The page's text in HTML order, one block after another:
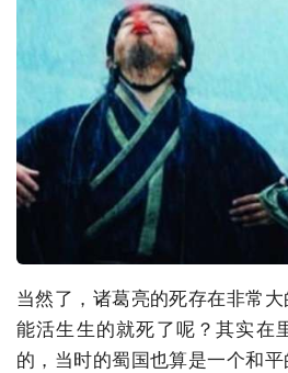
当然了，诸葛亮的死存在非常
能活生生的就死了呢？其实在
的，当时的蜀国也算是一个和